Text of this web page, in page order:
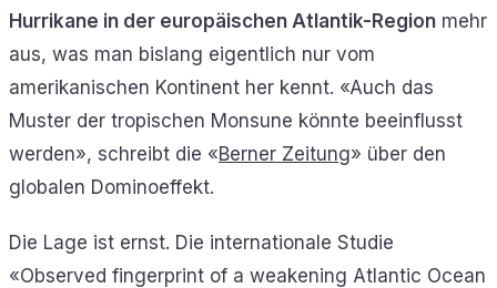
Hurrikane in der europäischen Atlantik-Region mehr
aus, was man bislang eigentlich nur vom
amerikanischen Kontinent her kennt. «Auch das
Muster der tropischen Monsune könnte beeinflusst
werden», schreibt die «Berner Zeitung» über den
globalen Dominoeffekt.
Die Lage ist ernst. Die internationale Studie
«Observed fingerprint of a weakening Atlantic Ocean